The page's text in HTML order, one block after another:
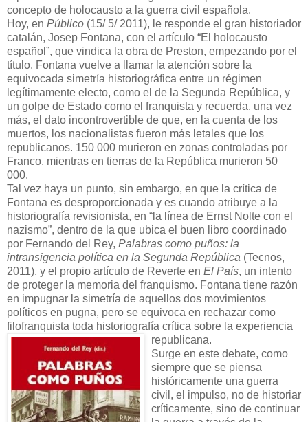
concepto de holocausto a la guerra civil española.
Hoy, en Público (15/ 5/ 2011), le responde el gran historiador
catalán, Josep Fontana, con el artículo “El holocausto
español”, que vindica la obra de Preston, empezando por el
título. Fontana vuelve a llamar la atención sobre la
equivocada simetría historiográfica entre un régimen
legítimamente electo, como el de la Segunda República, y
un golpe de Estado como el franquista y recuerda, una vez
más, el dato incontrovertible de que, en la cuenta de los
muertos, los nacionalistas fueron más letales que los
republicanos. 150 000 murieron en zonas controladas por
Franco, mientras en tierras de la República murieron 50
000.
Tal vez haya un punto, sin embargo, en que la crítica de
Fontana es desproporcionada y es cuando atribuye a la
historiografía revisionista, en “la línea de Ernst Nolte con el
nazismo”, dentro de la que ubica el buen libro coordinado
por Fernando del Rey, Palabras como puños: la
intransigencia política en la Segunda República (Tecnos,
2011), y el propio artículo de Reverte en El País, un intento
de proteger la memoria del franquismo. Fontana tiene razón
en impugnar la simetría de aquellos dos movimientos
políticos en pugna, pero se equivoca en rechazar como
filofranquista toda historiografía crítica sobre la experiencia
republicana.
Surge en este debate, como
siempre que se piensa
históricamente una guerra
civil, el impulso, no de historiar
críticamente, sino de continuar